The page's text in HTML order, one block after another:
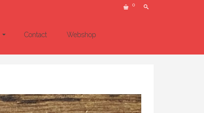
0
Contact Webshop